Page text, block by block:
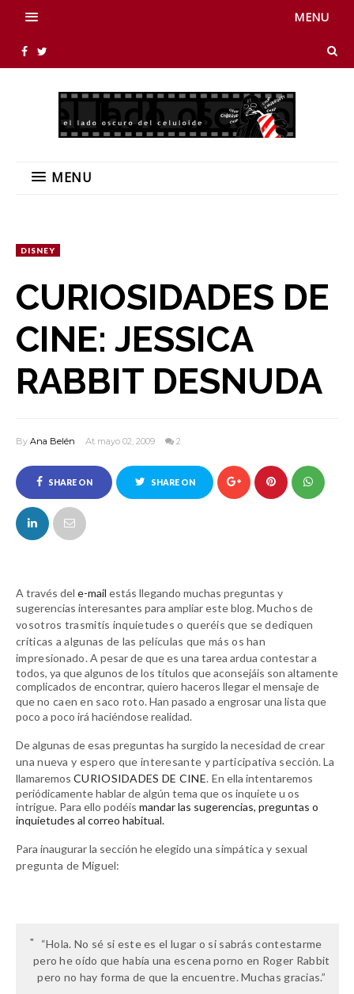
MENU
MENU
DISNEY
CURIOSIDADES DE
CINE: JESSICA
RABBIT DESNUDA
By Ana Belén At mayo 02, 2009 2
SHARE ON
FACEBOOK
SHARE ON
A través del e-mail estás llegando muchas preguntas y
sugerencias interesantes para ampliar este blog.Muchos de
vosotros trasmitís inquietudes o queréis que se dediquen
críticas a algunas de las películas que más os han
impresionado. A pesar de que es una tarea ardua contestar a
todos, ya que algunos de los títulos que aconsejáis son altamente
complicados de encontrar, quiero haceros llegar el mensaje de
queno caen en saco roto. Han pasado a engrosar una lista que
poco a poco irá haciéndose realidad.
De algunas de esas preguntas ha surgido la necesidad decrear
una nueva y espero que interesante y participativa sección. La
llamaremos CURIOSIDADES DE CINE. En ella intentaremos
periódicamente hablar de algún tema que os inquiete u os
intrigue. Para ello podéis mandar las sugerencias, preguntas o
inquietudes al correo habitual.
Para inaugurar la sección he elegido una simpática y sexual
pregunta de Miguel:
“Hola. No sé si este es el lugar o si sabrás contestarme
pero he oído que había una escena porno en Roger Rabbit
pero no hay forma de que la encuentre. Muchas gracias.”